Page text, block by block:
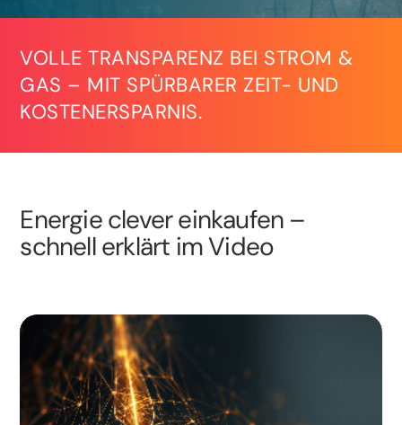
VOLLE TRANSPARENZ BEI STROM &
GAS – MIT SPÜRBARER ZEIT- UND
KOSTENERSPARNIS.
Energie clever einkaufen –
schnell erklärt im Video